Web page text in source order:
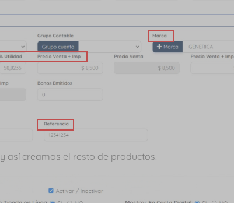
y así creamos el resto de productos.